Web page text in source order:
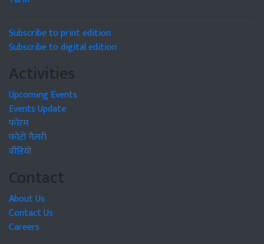
Subscribe to print edition
Subscribe to digital edition
Activities
Upcoming Events
Events Update
फोरम
फोटो गैलरी
वीडियो
Contact
About Us
Contact Us
Careers